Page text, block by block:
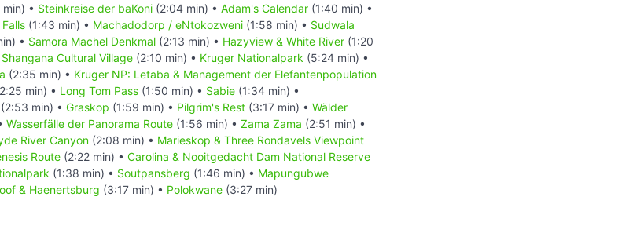
• Steinkreise der baKoni (2:04 min) • Adam's Calendar (1:40 min) •
(1:43 min) • Machadodorp / eNtokozweni (1:58 min) • Sudwala
• Samora Machel Denkmal (2:13 min) • Hazyview & White River (1:20
Shangana Cultural Village (2:10 min) • Kruger Nationalpark (5:24 min) •
(2:35 min) • Kruger NP: Letaba & Management der Elefantenpopulation
min) • Long Tom Pass (1:50 min) • Sabie (1:34 min) •
(2:53 min) • Graskop (1:59 min) • Pilgrim's Rest (3:17 min) • Wälder
Wasserfälle der Panorama Route (1:56 min) • Zama Zama (2:51 min) •
River Canyon (2:08 min) • Marieskop & Three Rondavels Viewpoint
Route (2:22 min) • Carolina & Nooitgedacht Dam National Reserve
(1:38 min) • Soutpansberg (1:46 min) • Mapungubwe
& Haenertsburg (3:17 min) • Polokwane (3:27 min)